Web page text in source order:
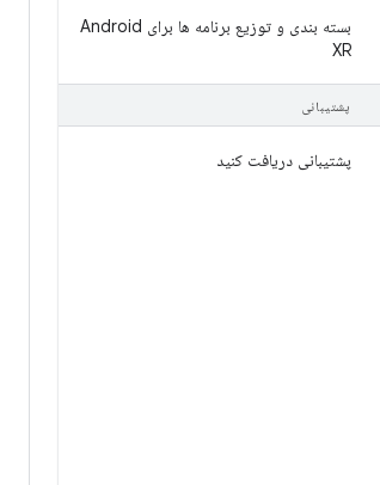
بسته بندی و توزیع برنامه ها برای Android
XR
پشتیبانی
پشتیبانی دریافت کنید